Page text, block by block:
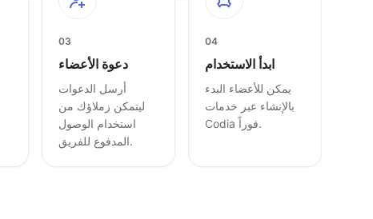
03
دعوة الأعضاء
أرسل الدعوات
ليتمكن زملاؤك من
استخدام الوصول
المدفوع للفريق.
04
ابدأ الاستخدام
يمكن للأعضاء البدء
بالإنشاء عبر خدمات
Codia فوراً.